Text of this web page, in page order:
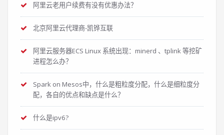
阿里云老用户续费有没有优惠办法？
北京阿里云代理商-凯铧互联
阿里云服务器ECS Linux 系统出现：minerd 、tplink 等挖矿
进程怎么办？
Spark on Mesos中，什么是粗粒度分配，什么是细粒度分
配，各自的优点和缺点是什么？
什么是ipv6?